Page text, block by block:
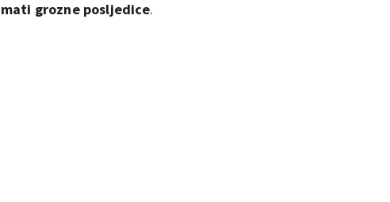
grozne posljedice.